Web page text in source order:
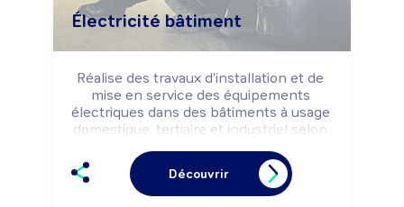
Électricité bâtiment
Réalise des travaux d'installation et de
mise en service des équipements
électriques dans des bâtiments à usage
domestique, tertiaire et industriel selon
Peut câbler et raccorder des
installations très basse tension
(téléphonie, informatique, alarmes, ...).
Découvrir